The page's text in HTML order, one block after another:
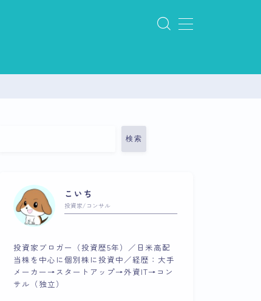
検索
こいち
投資家/コンサル
投資家ブロガー（投資歴5年）／日米高配
当株を中心に個別株に投資中／経歴：大手
メーカー→スタートアップ→外資IT→コン
サル（独立）